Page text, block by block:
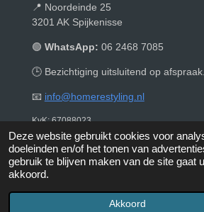
Deze website gebruikt cookies voor
doeleinden en/of het tonen van
gebruik te blijven maken van de site gaat
akkoord.
Akkoord
📍 Noordeinde 25
3201 AK Spijkenisse
🟢 WhatsApp: 06 2468 7085
🕒 Bezichtiging uitsluitend op afspraak.
📧 info@homerestyling.nl
KvK: 67088023
© 2019 - 2026 Homerestyling
Telefoonnummer